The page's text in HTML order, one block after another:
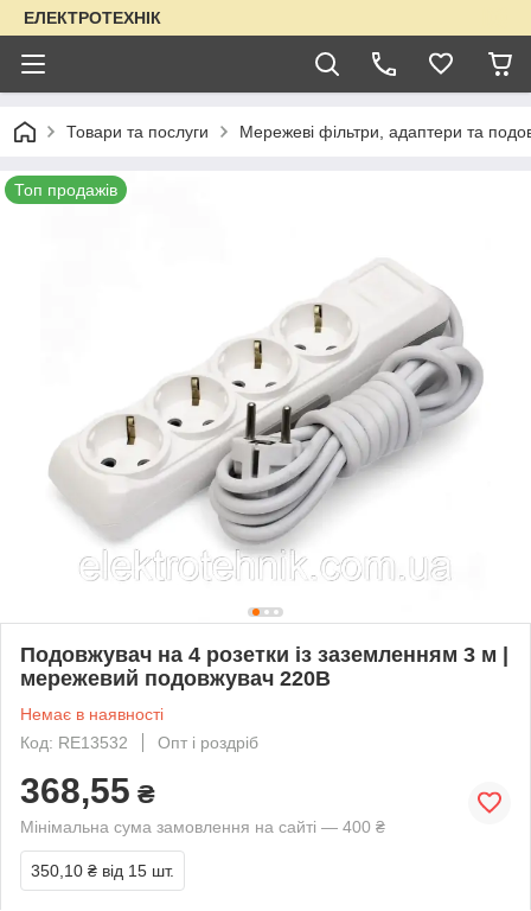
ЕЛЕКТРОТЕХНІК
Товари та послуги Мережеві фільтри, адаптери та
Топ продажів
Подовжувач на 4 розетки із заземленням 3 м |
мережевий подовжувач 220В
Немає в наявності
Код: RE13532
Опт і роздріб
368,55 ₴
Мінімальна сума замовлення на сайті — 400 ₴
350,10 ₴ від 15 шт.